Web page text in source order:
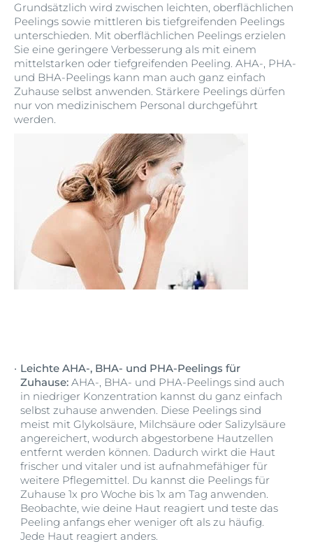
Grundsätzlich wird zwischen leichten, oberflächlichen
Peelings sowie mittleren bis tiefgreifenden Peelings
unterschieden. Mit oberflächlichen Peelings erzielen
Sie eine geringere Verbesserung als mit einem
mittelstarken oder tiefgreifenden Peeling. AHA-, PHA-
und BHA-Peelings kann man auch ganz einfach
Zuhause selbst anwenden. Stärkere Peelings dürfen
nur von medizinischem Personal durchgeführt
werden.
Leichte AHA-, BHA- und PHA-Peelings für
Zuhause: AHA-, BHA- und PHA-Peelings sind auch
in niedriger Konzentration kannst du ganz einfach
selbst zuhause anwenden. Diese Peelings sind
meist mit Glykolsäure, Milchsäure oder Salizylsäure
angereichert, wodurch abgestorbene Hautzellen
entfernt werden können. Dadurch wirkt die Haut
frischer und vitaler und ist aufnahmefähiger für
weitere Pflegemittel. Du kannst die Peelings für
Zuhause 1x pro Woche bis 1x am Tag anwenden.
Beobachte, wie deine Haut reagiert und teste das
Peeling anfangs eher weniger oft als zu häufig.
Jede Haut reagiert anders.